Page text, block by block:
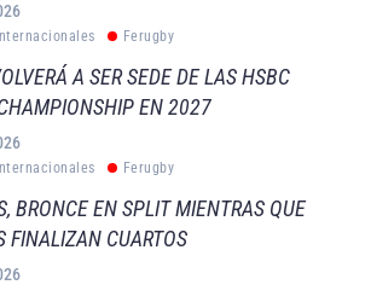
Ferugby
A SER SEDE DE LAS HSBC
EN 2027
Ferugby
BRONCE EN SPLIT MIENTRAS QUE
FINALIZAN CUARTOS